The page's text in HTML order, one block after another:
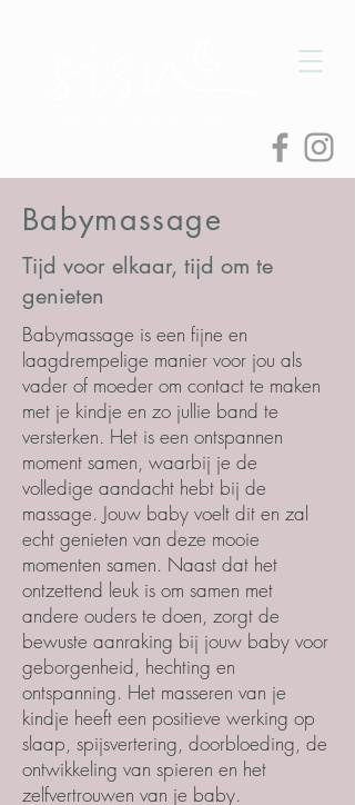
Babymassage
Tijd voor elkaar, tijd om te
genieten
Babymassage is een fijne en
laagdrempelige manier voor jou als
vader of moeder om contact te maken
met je kindje en zo jullie band te
versterken. Het is een ontspannen
moment samen, waarbij je de
volledige aandacht hebt bij de
massage. Jouw baby voelt dit en zal
echt genieten van deze mooie
momenten samen. Naast dat het
ontzettend leuk is om samen met
andere ouders te doen, zorgt de
bewuste aanraking bij jouw baby voor
geborgenheid, hechting en
ontspanning. Het masseren van je
kindje heeft een positieve werking op
slaap, spijsvertering, doorbloeding, de
ontwikkeling van spieren en het
zelfvertrouwen van je baby.